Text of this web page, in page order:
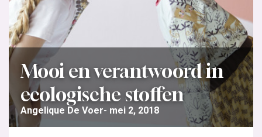
Mooi en verantwoord in
ecologische stoffen
Angelique De Voer mei 2, 2018